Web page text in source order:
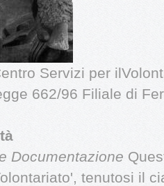
Servizi per
662/96 Filiale di
Documentazione
tenutosi il